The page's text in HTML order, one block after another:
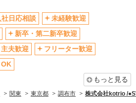
交通費支給
産休・育休取得実績あり
各種手当（家族・役職・インセン
社日応相談
未経験歓迎
新卒・第二新卒歓迎
夫歓迎
フリーター歓迎
OK
もっと見る
関東 東京都 調布市 株式会社kotrio /